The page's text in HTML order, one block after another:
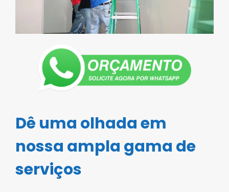
Dê uma olhada em
nossa ampla gama de
serviços